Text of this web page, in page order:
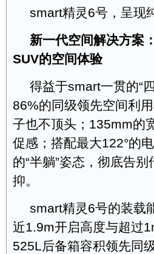
smart精灵6号，呈现
新一代空间解决方案
SUV的空间体验
得益于smart一贯的“
86%的同级领先空间利
子也不顶头；135mm的
促感；搭配最大122°的
的“半躺”姿态，彻底告
抑。
smart精灵6号的装载
近1.9m开启高度与超过
525L后备箱容积领先同